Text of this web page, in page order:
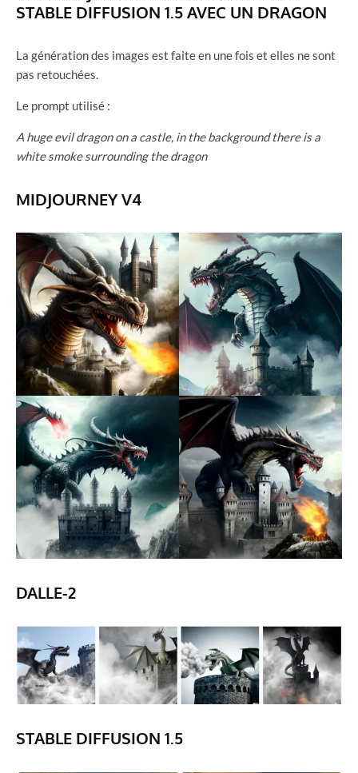
STABLE DIFFUSION 1.5 AVEC UN DRAGON
La génération des images est faite en une fois et elles ne sont
pas retouchées.
Le prompt utilisé :
A huge evil dragon on a castle, in the background there is a
white smoke surrounding the dragon
MIDJOURNEY V4
DALLE-2
STABLE DIFFUSION 1.5